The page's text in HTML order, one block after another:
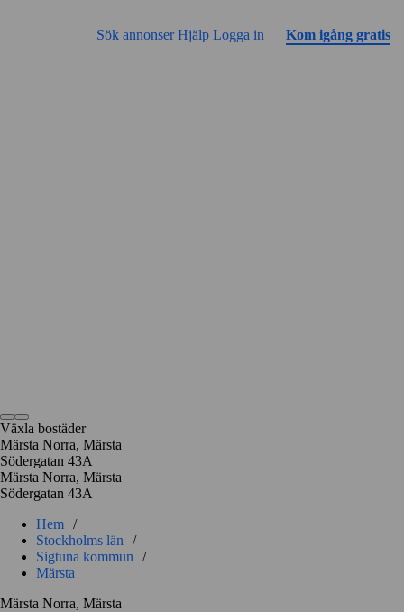
Sök annonserHjälp Logga in Kom igång gratis
Växla bostäder
Märsta Norra, Märsta
Södergatan 43A
Märsta Norra, Märsta
Södergatan 43A
Hem /
Stockholms län
/
Sigtuna kommun
/
Märsta
Märsta Norra, Märsta